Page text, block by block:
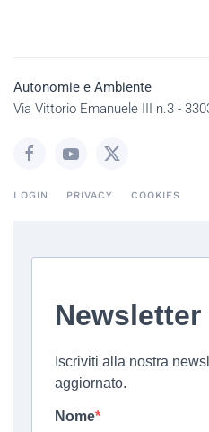
Autonomie e Ambiente
Via Vittorio Emanuele III n.3 -
LOGIN PRIVACY COOKIES